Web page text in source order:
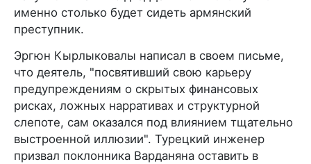
именно столько будет сидеть армянский
преступник.
Эргюн Кырлыковалы написал в своем письме,
что деятель, "посвятивший свою карьеру
предупреждениям о скрытых финансовых
рисках, ложных нарративах и структурной
слепоте, сам оказался под влиянием тщательно
выстроенной иллюзии". Турецкий инженер
призвал поклонника Варданяна оставить в